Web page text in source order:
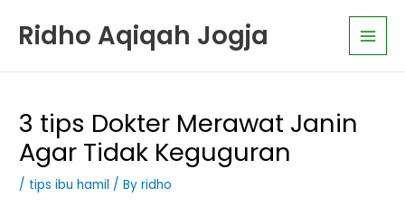
Ridho Aqiqah Jogja
Main
3 tips Dokter Merawat Janin
Agar Tidak Keguguran
/ tips ibu hamil / Byridho
a
o
r
i